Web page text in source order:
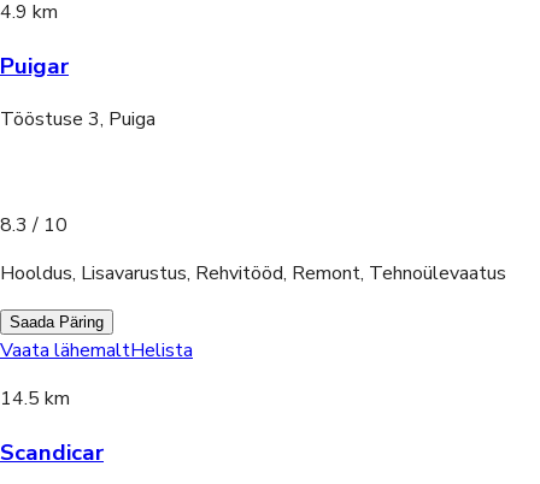
4.9 km
Puigar
Tööstuse 3, Puiga
8.3 / 10
Hooldus, Lisavarustus, Rehvitööd, Remont, Tehnoülevaatus
Saada Päring
Vaata lähemaltHelista
14.5 km
Scandicar